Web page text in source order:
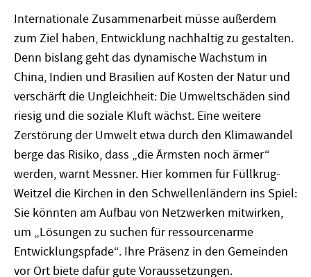
Internationale Zusammenarbeit müsse außerdem
zum Ziel haben, Entwicklung nachhaltig zu gestalten.
Denn bislang geht das dynamische Wachstum in
China, Indien und Brasilien auf Kosten der Natur und
verschärft die Ungleichheit: Die Umweltschäden sind
riesig und die soziale Kluft wächst. Eine weitere
Zerstörung der Umwelt etwa durch den Klimawandel
berge das Risiko, dass „die Ärmsten noch ärmer“
werden, warnt Messner. Hier kommen für Füllkrug-
Weitzel die Kirchen in den Schwellenländern ins Spiel:
Sie könnten am Aufbau von Netzwerken mitwirken,
um „Lösungen zu suchen für ressourcenarme
Entwicklungspfade“. Ihre Präsenz in den Gemeinden
vor Ort biete dafür gute Voraussetzungen.